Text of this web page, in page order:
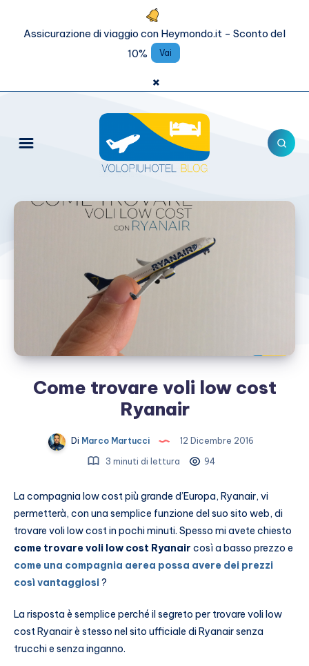
Assicurazione di viaggio con Heymondo.it - Sconto del
10%
Vai
×
Come trovare voli low cost
Ryanair
Di Marco Martucci
12 Dicembre 2016
3 minuti di lettura
94
La compagnia low cost più grande d’Europa, Ryanair, vi
permetterà, con una semplice funzione del suo sito web, di
trovare voli low cost in pochi minuti. Spesso mi avete chiesto
come trovare voli low cost Ryanair così a basso prezzo e
come una compagnia aerea possa avere dei prezzi
così vantaggiosi?
La risposta è semplice perché il segreto per trovare voli low
cost Ryanair è stesso nel sito ufficiale di Ryanair senza
trucchi e senza inganno.